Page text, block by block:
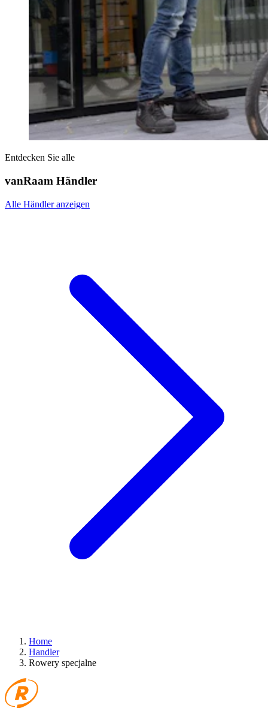
Entdecken Sie alle
vanRaam Händler
Alle Händler anzeigen
Home
Handler
Rowery specjalne